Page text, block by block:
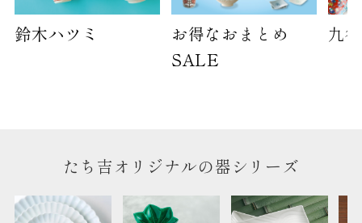
のしについて
のしについてはこちらをご覧ください
鈴木ハツミ
お得なおまとめ
SALE
九
たち吉オリジナルの器シリーズ